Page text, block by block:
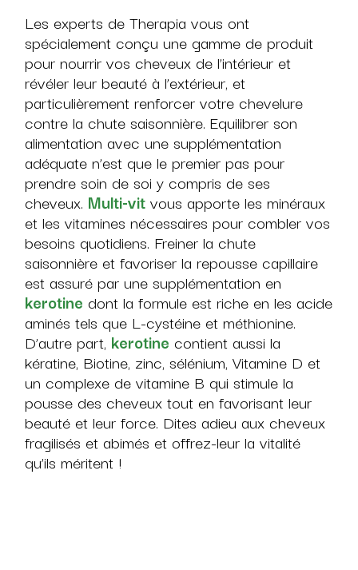
Les experts de Therapia vous ont
spécialement conçu une gamme de produit
pour nourrir vos cheveux de l’intérieur et
révéler leur beauté à l’extérieur, et
particulièrement renforcer votre chevelure
contre la chute saisonnière. Equilibrer son
alimentation avec une supplémentation
adéquate n’est que le premier pas pour
prendre soin de soi y compris de ses
cheveux. Multi-vitvous apporte les minéraux
et les vitamines nécessaires pour combler vos
besoins quotidiens. Freiner la chute
saisonnière et favoriser la repousse capillaire
est assuré par une supplémentation en
kerotine dont la formule est riche en les acide
aminés tels que L-cystéine et méthionine.
D’autre part, kerotine contient aussi la
kératine, Biotine, zinc, sélénium, Vitamine D et
un complexe de vitamine B qui stimule la
pousse des cheveux tout en favorisant leur
beauté et leur force. Dites adieu aux cheveux
fragilisés et abimés et offrez-leur la vitalité
qu’ils méritent !